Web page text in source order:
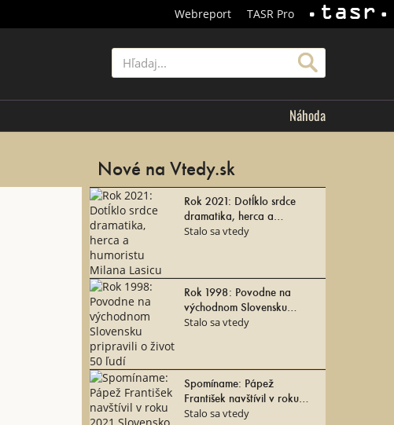
Webreport
TASR Pro
Náhoda
Nové na Vtedy.sk
Rok 2021: Dotĺklo srdce
dramatika, herca a
humoristu Milana Lasicu
Stalo sa vtedy
Rok 1998: Povodne na
východnom Slovensku
pripravili o život 50 ľudí
Stalo sa vtedy
Spomíname: Pápež
František navštívil v roku
2021 Slovensko
Stalo sa vtedy